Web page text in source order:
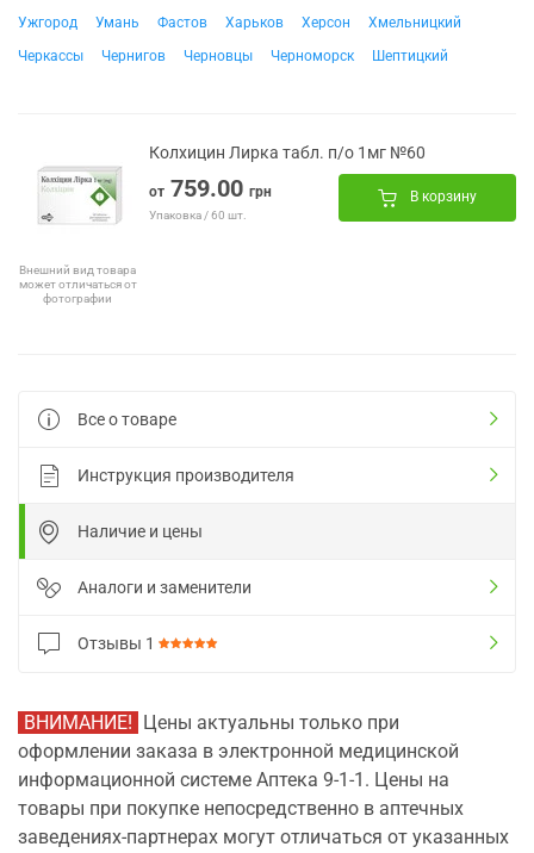
Ужгород
Умань Фастов Харьков Херсон
Хмельницкий
Черкассы
Чернигов Черновцы Черноморск Шептицкий
Внешний вид товара
может отличаться от
фотографии
Колхицин Лирка табл. п/о 1мг №60
от 759.00 грн
Упаковка / 60 шт.
В корзину
Все о товаре
Инструкция производителя
Наличие и цены
Аналоги и заменители
Отзывы 1
ВНИМАНИЕ! Цены актуальны только при
оформлении заказа в электронной медицинской
информационной системе Аптека 9-1-1. Цены на
товары при покупке непосредственно в аптечных
заведениях-партнерах могут отличаться от указанных